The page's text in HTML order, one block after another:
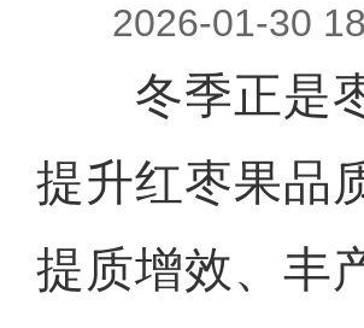
2026-01-30
冬季正是枣
提升红枣果品
提质增效、丰